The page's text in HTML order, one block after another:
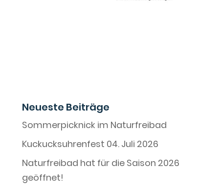
Neueste Beiträge
Sommerpicknick im Naturfreibad
Kuckucksuhrenfest 04. Juli 2026
Naturfreibad hat für die Saison 2026
geöffnet!